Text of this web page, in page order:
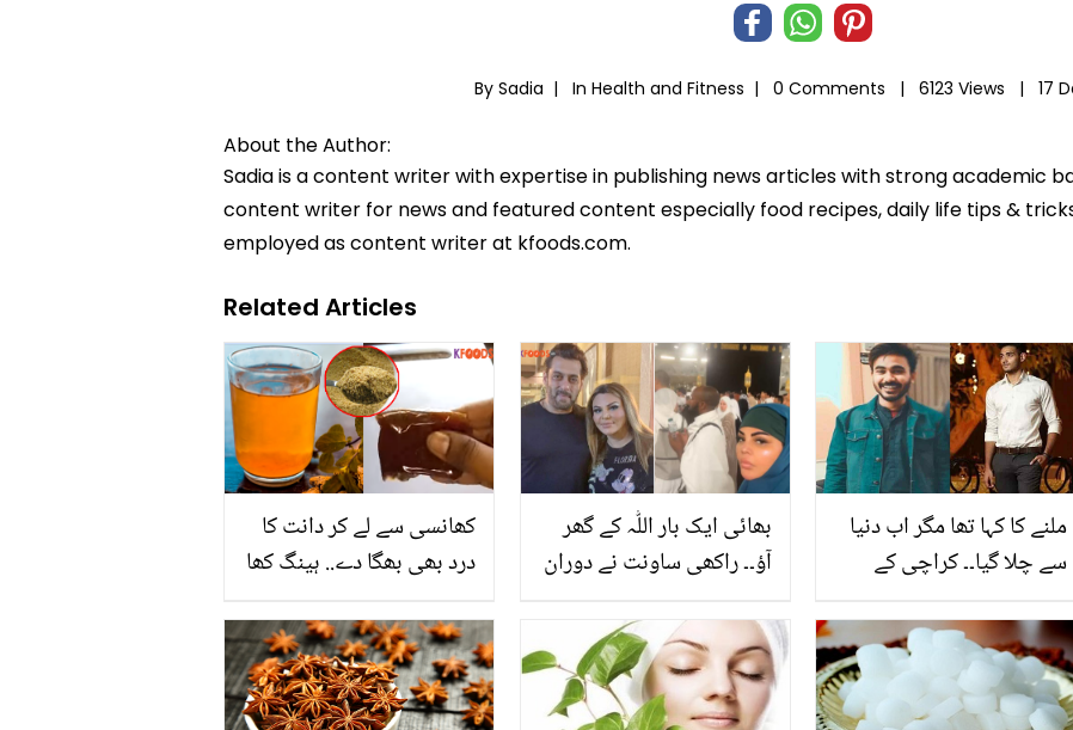
By Sadia | In Health and Fitness | 0 Comments | 6123 Views | 17
About the Author:
Sadia is a content writer with expertise in publishing news articles with strong academic
content writer for news and featured content especially food recipes, daily life tips &
employed as content writer at kfoods.com.
Related Articles
کھانسی سے لے کر دانت کا
درد بھی بھگا دے.. ہینگ کھا
کیسے بنائیں؟ جانیں
استعمال کے طریقے اور
فائدے
بھائی ایک بار اللّٰہ کے گھر
آؤ۔۔ راکھی ساونت نے دوران
کی دعوت دیتے ہوئے اور کیا
کہا؟ ویڈیو
ملنے کا کہا تھا مگر اب دنیا
سے چلا گیا۔۔ کراچی کے
کی بازی ہارنے والے دو
بھائیوں کی باتیں یاد کر کے
دوست رو پڑے